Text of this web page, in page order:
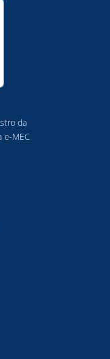
da
e-MEC